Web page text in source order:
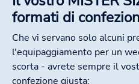
formati di
Che vi servano solo alcuni
l'equipaggiamento per un
scorta - avrete sempre il
confezione giusta: